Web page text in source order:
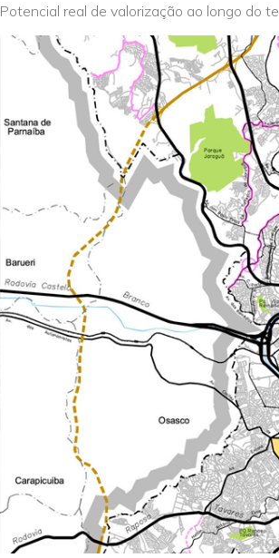
Potencial real de valorização ao longo do